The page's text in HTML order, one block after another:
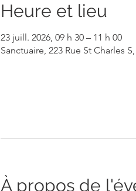
Heure et lieu
23 juill. 2026, 09 h 30 – 11 h 00
Sanctuaire, 223 Rue St Charles
À propos de